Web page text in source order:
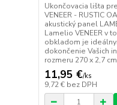
Ukončovacia lišta
VENEER - RUSTIC
akustický panel
Lamelio VENEER v
obkladom je
dokončenie Vašich
rozmeru 270 x 2,7
11,95 €/ks
9,72 € bez DPH